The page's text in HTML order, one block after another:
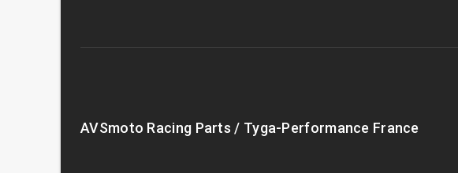
AVSmoto Racing Parts / Tyga-Performance France